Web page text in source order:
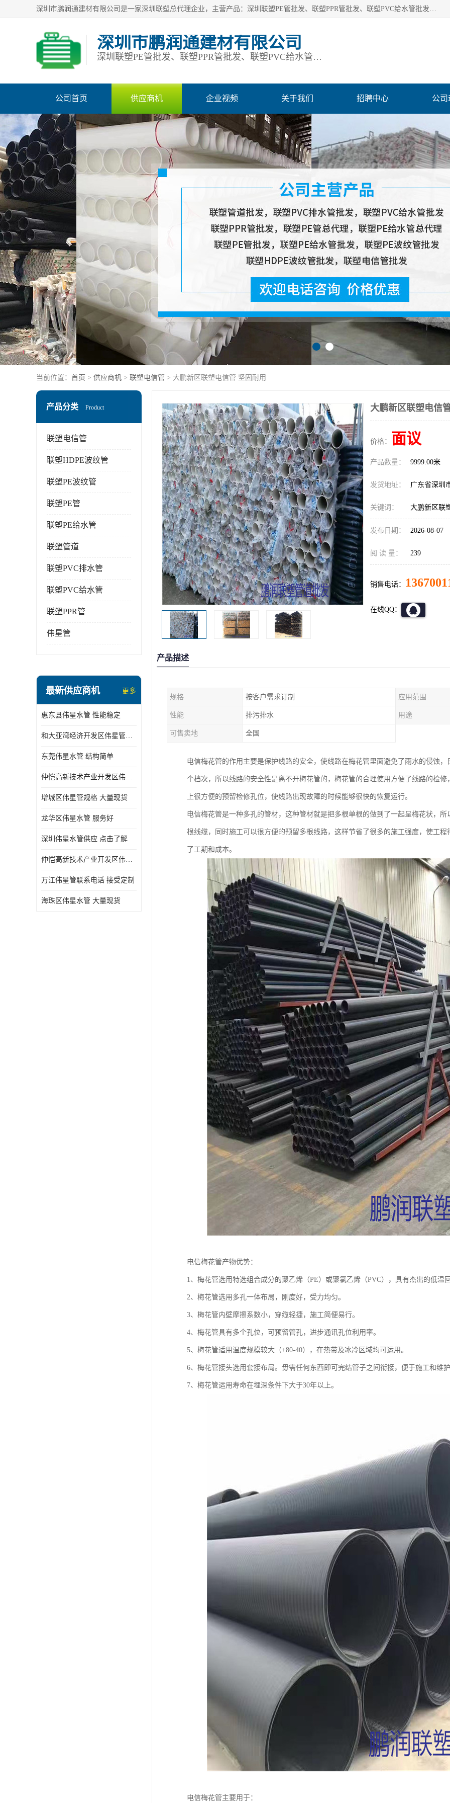
深圳市鹏润通建材有限公司是一家深圳联塑总代理企业，主营产品：深圳联塑PE管批发、联塑PPR管批发、联塑PVC给水管批发、联塑PVC排水管批发、联塑管道批发等。凭借服务以及多年的勤奋拼搏，发展成为一家销售各种管材管件，绝缘电工套管及配件等系列产品的贸易公司。公司秉承“顾客至上，锐意进取”的经营理念，坚持“客户至上”原则为广大客户提供的服务。欢迎惠顾！
深圳市鹏润通建材有限公司
深圳联塑PE管批发、联塑PPR管批发、联塑PVC给水管批发、联塑PVC排水管批发、联塑管道批发等
公司首页 供应商机 企业视频 关于我们 招聘中心 公司
当前位置： 首页 > 供应商机 > 联塑电信管 > 大鹏新区联塑电信管 坚固耐用
产品分类 Product
联塑电信管
联塑HDPE波纹管
联塑PE波纹管
联塑PE管
联塑PE给水管
联塑管道
联塑PVC排水管
联塑PVC给水管
联塑PPR管
伟星管
最新供应商机 更多
惠东县伟星水管 性能稳定
和大亚湾经济开发区伟星管批发
东莞伟星水管 结构简单
仲恺高新技术产业开发区伟星管型号 技术成熟
增城区伟星管规格 大量现货
龙华区伟星水管 服务好
深圳伟星水管供应 点击了解
仲恺高新技术产业开发区伟星水管 大量现货
万江伟星管联系电话 接受定制
海珠区伟星水管 大量现货
大鹏新区联塑电信
价格： 面议
产品数量： 9999.00米
发货地址： 广东省深圳
关键词： 大鹏新区联
发布日期： 2026-08-07
阅 读 量： 239
销售电话：
在线QQ：
产品描述
规格 按客户需求订制 应用范围
性能 排污排水 用途
可售卖地 全国
电信梅花管的作用主要是保护线路的安全，使线路在梅花管里面避免了雨水的侵蚀
个档次，所以线路的安全性是离不开梅花管的，梅花管的合理使用方便了线路的检
上很方便的预留检修孔位，使线路出现故障的时候能够很快的恢复运行。
电信梅花管是一种多孔的管材，这种管材就是把多根单根的做到了一起呈梅花状，
根线缆，同时施工可以很方便的预留多根线路，这样节省了很多的施工强度，使工
了工期和成本。
电信梅花管产物优势：
1、梅花管选用特选组合成分的聚乙烯（PE）或聚氯乙烯（PVC），具有杰出的低温
2、梅花管选用多孔一体布局，刚度好，受力均匀。
3、梅花管内壁摩擦系数小，穿缆轻捷，施工简便易行。
4、梅花管具有多个孔位，可预留管孔，进步通讯孔位利用率。
5、梅花管适用温度规模较大（+80-40），在热带及冰冷区域均可运用。
6、梅花管接头选用套接布局。毋需任何东西即可完结管子之间衔接，便于施工和维
7、梅花管运用寿命在埋深条件下大于30年以上。
电信梅花管主要用于：